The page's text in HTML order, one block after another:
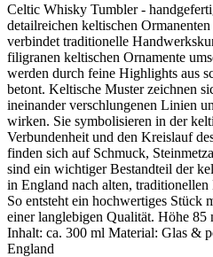
Celtic Whisky Tumbler -
detailreichen keltischen
verbindet traditionelle
filigranen keltischen Ornamente
werden durch feine Highlights aus
betont. Keltische Muster zeichnen
ineinander verschlungenen Linien
wirken. Sie symbolisieren in der
Verbundenheit und den Kreislauf
finden sich auf Schmuck,
sind ein wichtiger Bestandteil der
in England nach alten,
So entsteht ein hochwertiges Stück
einer langlebigen Qualität. Höhe 85
Inhalt: ca. 300 ml Material: Glas &
England